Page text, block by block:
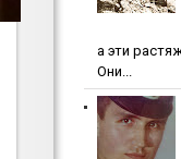
а эти
Они...